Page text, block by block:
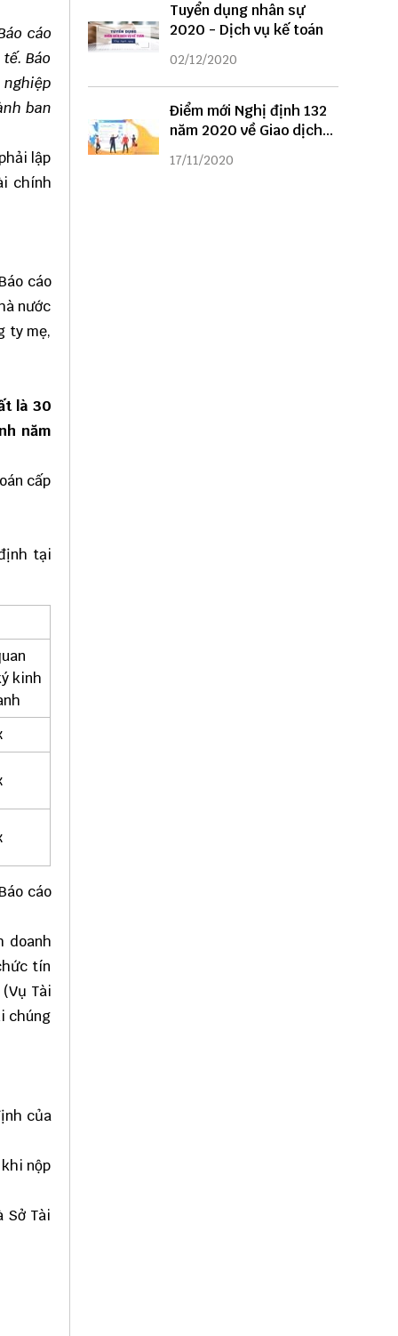
cáo
Báo
ban
lập
chính
cáo
nước
ty mẹ,
là 30
năm
cấp
tại
kinh
cáo
doanh
tín
Tài
chúng
của
nộp
Sở Tài
Tuyển dụng nhân sự
2020 - Dịch vụ kế toán
02/12/2020
Điểm mới Nghị định 132
năm 2020 về Giao dịch
liên kết
17/11/2020